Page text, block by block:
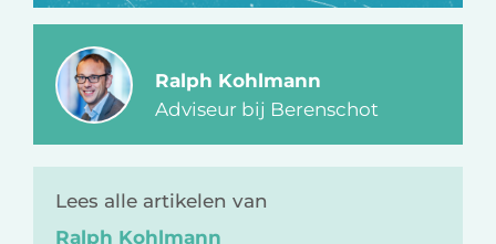
Ralph Kohlmann
Adviseur bij Berenschot
Lees alle artikelen van
Ralph Kohlmann